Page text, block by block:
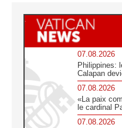
07.08.2026
Philippines:
Calapan
07.08.2026
«La paix
le cardinal
07.08.2026